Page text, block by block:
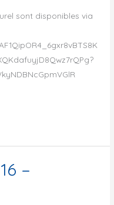
sont disponibles via
–